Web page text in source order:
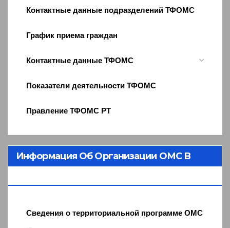
Контактные данные подразделений ТФОМС
График приема граждан
Контактные данные ТФОМС
Показатели деятельности ТФОМС
Правление ТФОМС РТ
Информация Об Организации ОМС В
Сведения о территориальной программе ОМС